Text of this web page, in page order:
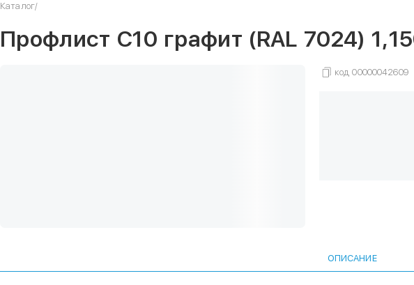
Каталог/
Профлист С10 графит (RAL 7024)
код00000042609
ОПИСАНИЕ